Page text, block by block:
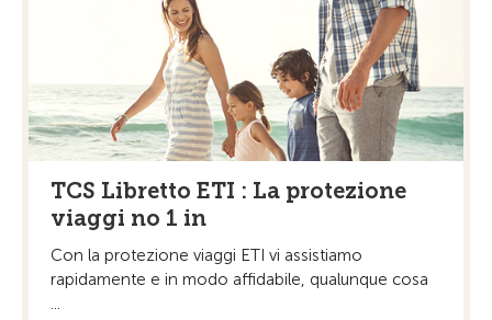
TCS Libretto ETI : La protezione
viaggi no 1 in
Con la protezione viaggi ETI vi assistiamo
rapidamente e in modo affidabile, qualunque cosa
...